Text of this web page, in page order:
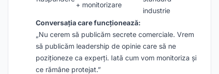
+ monitorizare
industrie
Conversația care funcționează:
„Nu cerem să publicăm secrete comerciale. Vrem
să publicăm leadership de opinie care să ne
poziționeze ca experți. Iată cum vom monitoriza și
ce rămâne protejat.”